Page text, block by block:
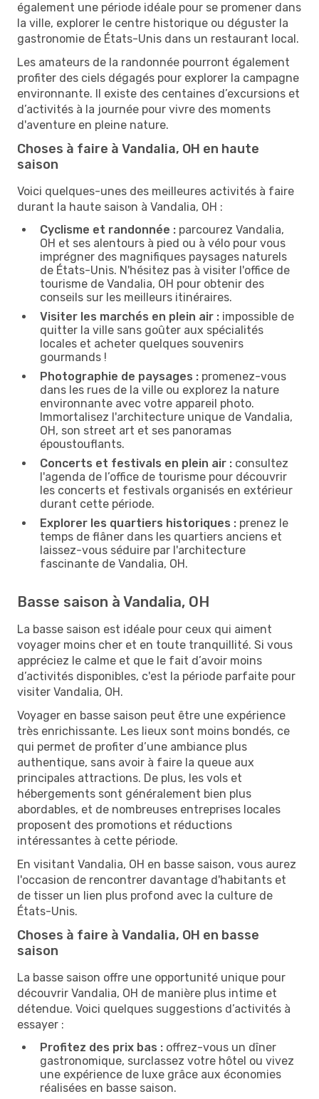
également une période idéale pour se promener dans
la ville, explorer le centre historique ou déguster la
gastronomie de États-Unis dans un restaurant local.
Les amateurs de la randonnée pourront également
profiter des ciels dégagés pour explorer la campagne
environnante. Il existe des centaines d’excursions et
d’activités à la journée pour vivre des moments
d'aventure en pleine nature.
Choses à faire à Vandalia, OH en haute
saison
Voici quelques-unes des meilleures activités à faire
durant la haute saison à Vandalia, OH :
Cyclisme et randonnée : parcourez Vandalia,
OH et ses alentours à pied ou à vélo pour vous
imprégner des magnifiques paysages naturels
de États-Unis. N'hésitez pas à visiter l'office de
tourisme de Vandalia, OH pour obtenir des
conseils sur les meilleurs itinéraires.
Visiter les marchés en plein air : impossible de
quitter la ville sans goûter aux spécialités
locales et acheter quelques souvenirs
gourmands !
Photographie de paysages : promenez-vous
dans les rues de la ville ou explorez la nature
environnante avec votre appareil photo.
Immortalisez l'architecture unique de Vandalia,
OH, son street art et ses panoramas
époustouflants.
Concerts et festivals en plein air : consultez
l'agenda de l’office de tourisme pour découvrir
les concerts et festivals organisés en extérieur
durant cette période.
Explorer les quartiers historiques : prenez le
temps de flâner dans les quartiers anciens et
laissez-vous séduire par l'architecture
fascinante de Vandalia, OH.
Basse saison à Vandalia, OH
La basse saison est idéale pour ceux qui aiment
voyager moins cher et en toute tranquillité. Si vous
appréciez le calme et que le fait d’avoir moins
d’activités disponibles, c'est la période parfaite pour
visiter Vandalia, OH.
Voyager en basse saison peut être une expérience
très enrichissante. Les lieux sont moins bondés, ce
qui permet de profiter d’une ambiance plus
authentique, sans avoir à faire la queue aux
principales attractions. De plus, les vols et
hébergements sont généralement bien plus
abordables, et de nombreuses entreprises locales
proposent des promotions et réductions
intéressantes à cette période.
En visitant Vandalia, OH en basse saison, vous aurez
l'occasion de rencontrer davantage d'habitants et
de tisser un lien plus profond avec la culture de
États-Unis.
Choses à faire à Vandalia, OH en basse
saison
La basse saison offre une opportunité unique pour
découvrir Vandalia, OH de manière plus intime et
détendue. Voici quelques suggestions d’activités à
essayer :
Profitez des prix bas : offrez-vous un dîner
gastronomique, surclassez votre hôtel ou vivez
une expérience de luxe grâce aux économies
réalisées en basse saison.